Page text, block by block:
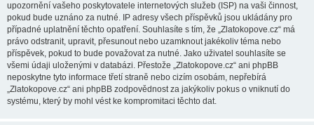
upozornění vašeho poskytovatele internetových služeb (ISP) na vaši činnost,
pokud bude uznáno za nutné. IP adresy všech příspěvků jsou ukládány pro
případné uplatnění těchto opatření. Souhlasíte s tím, že „Zlatokopove.cz“ má
právo odstranit, upravit, přesunout nebo uzamknout jakékoliv téma nebo
příspěvek, pokud to bude považovat za nutné. Jako uživatel souhlasíte se
všemi údaji uloženými v databázi. Přestože „Zlatokopove.cz“ ani phpBB
neposkytne tyto informace třetí straně nebo cizím osobám, nepřebírá
„Zlatokopove.cz“ ani phpBB zodpovědnost za jakýkoliv pokus o vniknutí do
systému, který by mohl vést ke kompromitaci těchto dat.